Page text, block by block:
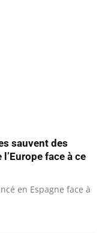
sauvent des
face à ce
en Espagne face à